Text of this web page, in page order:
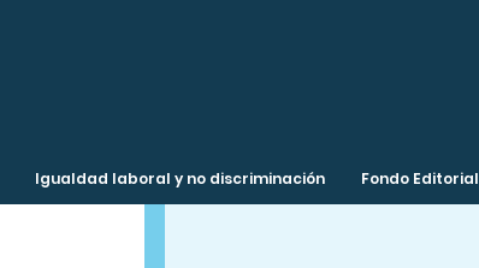
Igualdad laboral y no discriminación Fondo Editorial